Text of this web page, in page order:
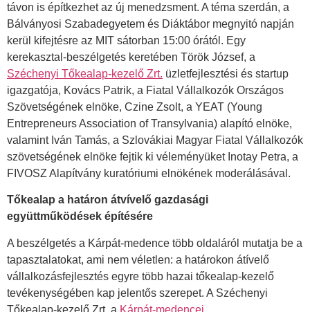
távon is építkezhet az új menedzsment. A téma szerdán, a
Bálványosi Szabadegyetem és Diáktábor megnyitó napján
kerül kifejtésre az MIT sátorban 15:00 órától. Egy
kerekasztal-beszélgetés keretében Török József, a
Széchenyi Tőkealap-kezelő Zrt. üzletfejlesztési és startup
igazgatója, Kovács Patrik, a Fiatal Vállalkozók Országos
Szövetségének elnöke, Czine Zsolt, a YEAT (Young
Entrepreneurs Association of Transylvania) alapító elnöke,
valamint Iván Tamás, a Szlovákiai Magyar Fiatal Vállalkozók
szövetségének elnöke fejtik ki véleményüket Inotay Petra, a
FIVOSZ Alapítvány kuratóriumi elnökének moderálásával.
Tőkealap a határon átvívelő gazdasági
együttműködések építésére
A beszélgetés a Kárpát-medence több oldaláról mutatja be a
tapasztalatokat, ami nem véletlen: a határokon átívelő
vállalkozásfejlesztés egyre több hazai tőkealap-kezelő
tevékenységében kap jelentős szerepet. A Széchenyi
Tőkealap-kezelő Zrt. a Kárpát-medencei